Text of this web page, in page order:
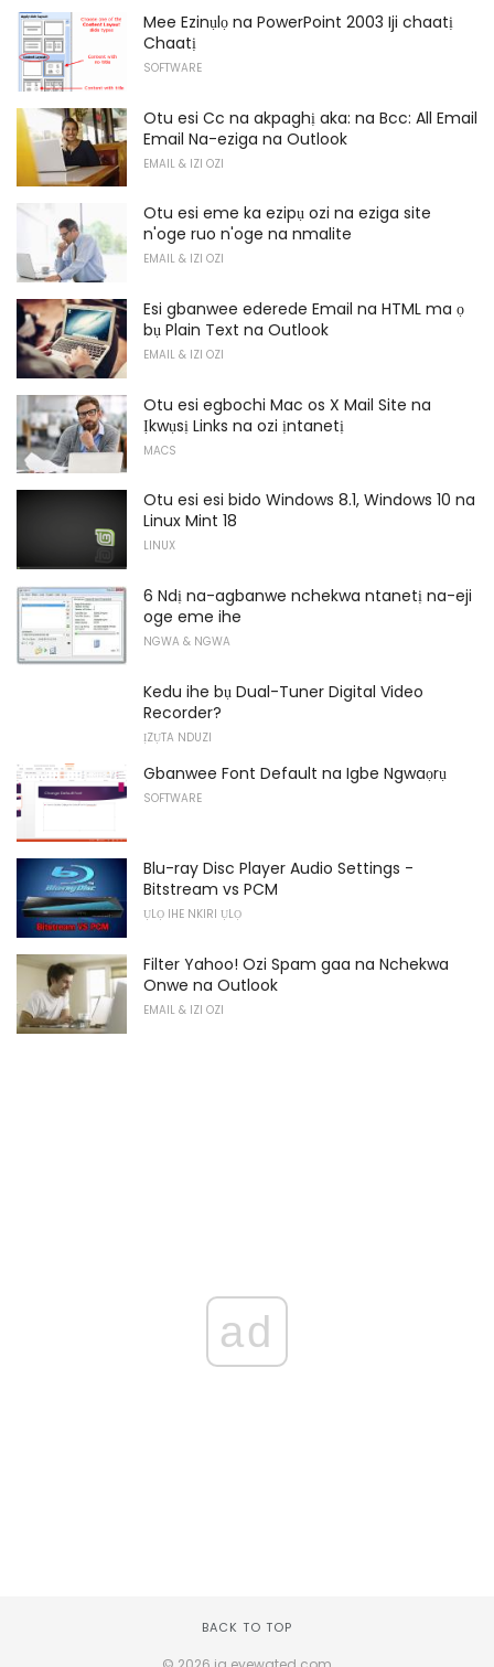
Mee Ezinụlọ na PowerPoint 2003 Iji chaatị
Chaatị
SOFTWARE
Otu esi Cc na akpaghị aka: na Bcc: All Email
Email Na-eziga na Outlook
EMAIL & IZI OZI
Otu esi eme ka ezipụ ozi na eziga site
n'oge ruo n'oge na nmalite
EMAIL & IZI OZI
Esi gbanwee ederede Email na HTML ma ọ
bụ Plain Text na Outlook
EMAIL & IZI OZI
Otu esi egbochi Mac os X Mail Site na
Ịkwụsị Links na ozi ịntanetị
MACS
Otu esi esi bido Windows 8.1, Windows 10 na
Linux Mint 18
LINUX
6 Ndị na-agbanwe nchekwa ntanetị na-eji
oge eme ihe
NGWA & NGWA
Kedu ihe bụ Dual-Tuner Digital Video
Recorder?
ỊZỤTA NDUZI
Gbanwee Font Default na Igbe Ngwaọrụ
SOFTWARE
Blu-ray Disc Player Audio Settings -
Bitstream vs PCM
ỤLỌ IHE NKIRI ỤLỌ
Filter Yahoo! Ozi Spam gaa na Nchekwa
Onwe na Outlook
EMAIL & IZI OZI
ad
BACK TO TOP